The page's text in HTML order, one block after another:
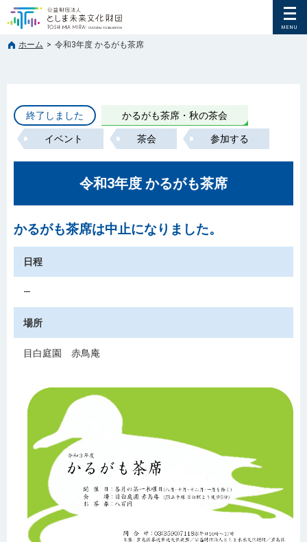
ホーム > 令和3年度 かるがも茶席
終了しました かるがも茶席・秋の茶会
イベント 茶会 参加する
令和3年度 かるがも茶席
かるがも茶席は中止になりました。
日程
―
場所
目白庭園 赤鳥庵